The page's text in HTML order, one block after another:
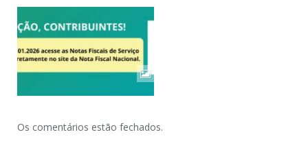
Os comentários estão fechados.